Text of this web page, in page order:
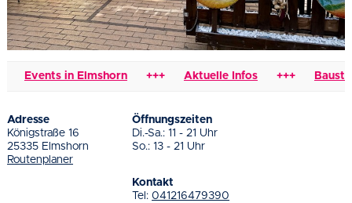
Events in Elmshorn +++ Aktuelle Infos +++
Adresse
Königstraße 16
25335 Elmshorn
Routenplaner
Öffnungszeiten
Di.-Sa.: 11 - 21 Uhr
So.: 13 - 21 Uhr
Kontakt
Tel: 041216479390